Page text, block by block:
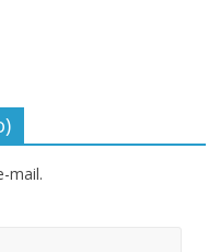
mail.